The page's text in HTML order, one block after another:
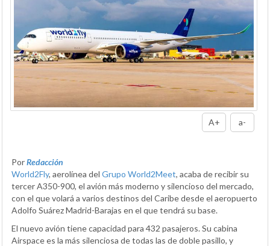
A+ a-
PorRedacción
World2Fly, aerolínea del Grupo World2Meet, acaba de recibir su
tercer A350-900, el avión más moderno y silencioso del mercado,
con el que volará a varios destinos del Caribe desde el aeropuerto
Adolfo Suárez Madrid-Barajas en el que tendrá su base.
El nuevo avión tiene capacidad para 432 pasajeros. Su cabina
Airspace es la más silenciosa de todas las de doble pasillo, y